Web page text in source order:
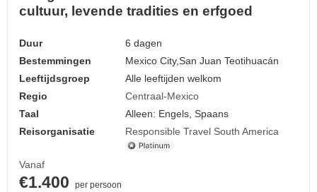
cultuur, levende tradities en erfgoed
Duur
6 dagen
Bestemmingen
Mexico City,San Juan Teotihuacán
Leeftijdsgroep
Alle leeftijden welkom
Regio
Centraal-Mexico
Taal
Alleen: Engels, Spaans
Reisorganisatie
Responsible Travel South America
Vanaf
€1.400
per persoon